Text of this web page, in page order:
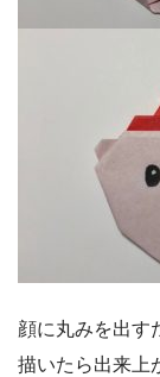
顔に丸みを出す
描いたら出来上